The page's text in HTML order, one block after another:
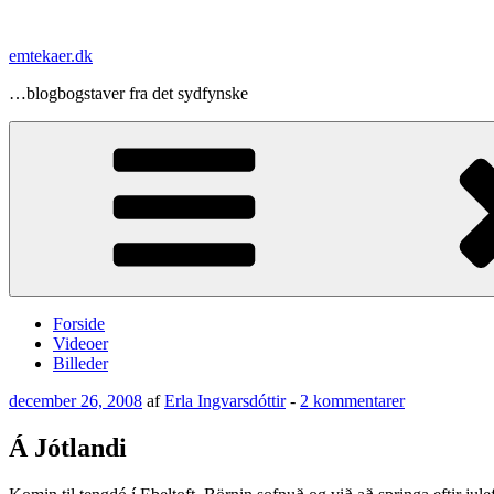
indhold
emtekaer.dk
…blogbogstaver fra det sydfynske
Forside
Videoer
Billeder
Udgivet
december 26, 2008 afErla Ingvarsdóttir- 2 kommentarertil
Á Jótlandi